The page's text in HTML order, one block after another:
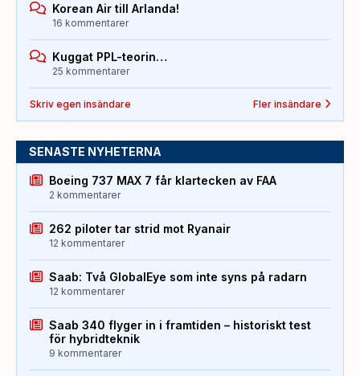
Korean Air till Arlanda!
16 kommentarer
Kuggat PPL-teorin…
25 kommentarer
Skriv egen insändare Fler insändare
SENASTE NYHETERNA
Boeing 737 MAX 7 får klartecken av FAA
2 kommentarer
262 piloter tar strid mot Ryanair
12 kommentarer
Saab: Två GlobalEye som inte syns på radarn
12 kommentarer
Saab 340 flyger in i framtiden – historiskt test
för hybridteknik
9 kommentarer